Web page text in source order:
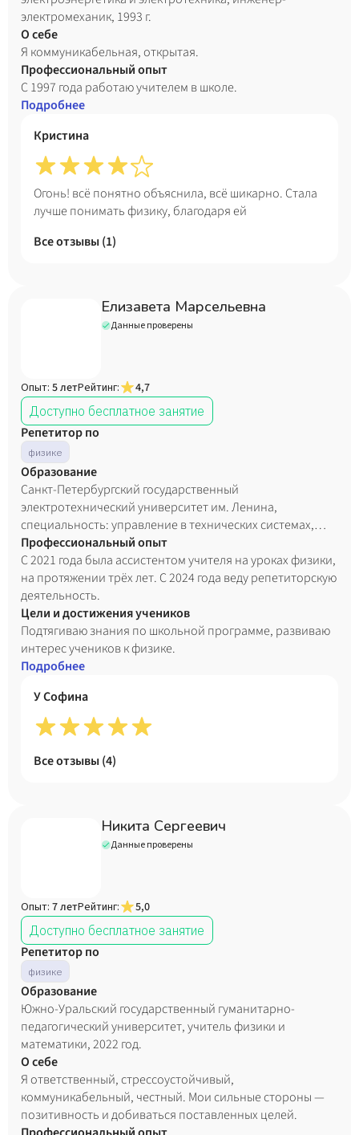
электромеханик, 1993 г.
О себе
Я коммуникабельная, открытая.
Профессиональный опыт
С 1997 года работаю учителем в школе.
Подробнее
Кристина
Огонь! всё понятно объяснила, всё шикарно. Стала
лучше понимать физику, благодаря ей
Все отзывы (1)
Елизавета Марсельевна
Данные проверены
Опыт: 5 летРейтинг:
4,7
Доступно бесплатное занятие
Репетитор по
физике
Образование
Санкт-Петербургский государственный
электротехнический университет им. Ленина,
специальность: управление в технических системах,
автоматизация и робототехника, 2026 год.
Профессиональный опыт
С 2021 года была ассистентом учителя на уроках физики,
на протяжении трёх лет. С 2024 года веду репетиторскую
деятельность.
Цели и достижения учеников
Подтягиваю знания по школьной программе, развиваю
интерес учеников к физике.
Подробнее
У Софина
Все отзывы (4)
Никита Сергеевич
Данные проверены
Опыт: 7 летРейтинг:
5,0
Доступно бесплатное занятие
Репетитор по
физике
Образование
Южно-Уральский государственный гуманитарно-
педагогический университет, учитель физики и
математики, 2022 год.
О себе
Я ответственный, стрессоустойчивый,
коммуникабельный, честный. Мои сильные стороны —
позитивность и добиваться поставленных целей.